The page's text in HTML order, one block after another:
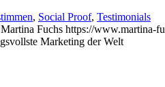
, Social Proof, Testimonials
Martina Fuchs https://www.martina-
Marketing der Welt